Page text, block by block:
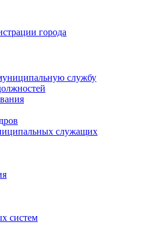
города
службу
служащих
систем